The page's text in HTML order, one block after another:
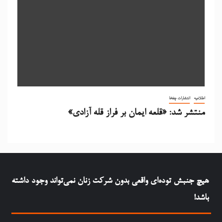
اطلاعیه انتشارات چفخا
منتشر شد: «قلعه ایمان بر فراز قله آزادی»
هيچ جنبش توده‌ای واقعی بدون شرکت زنان نمی‌تواند وجود داشته
باشد!